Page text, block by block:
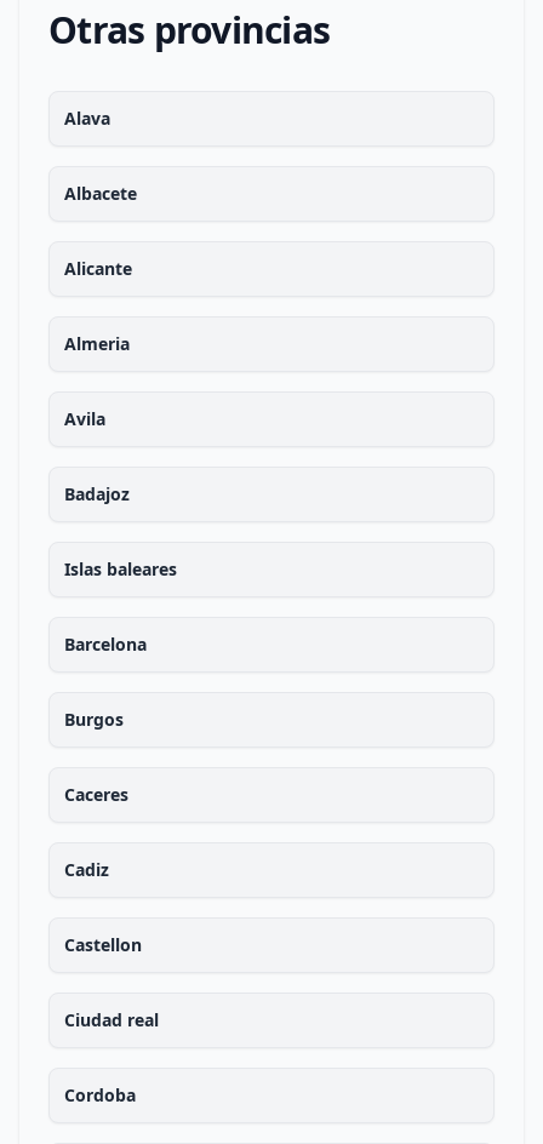
Otras provincias
Alava
Albacete
Alicante
Almeria
Avila
Badajoz
Islas baleares
Barcelona
Burgos
Caceres
Cadiz
Castellon
Ciudad real
Cordoba